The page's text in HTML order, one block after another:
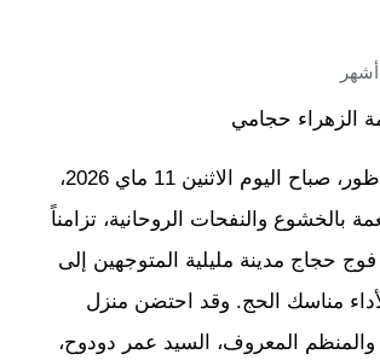
الزهراء حجامي
شهدت مدينة الناظور، صباح اليوم الاثنين 11 ماي 2026،
بالخشوع والنفحات الروحانية، تزامناً
حجاج مدينة مليلية المتوجهين إلى
لأداء مناسك الحج. وقد احتضن منزل
والمنظم المعروف، السيد عمر دودوح،